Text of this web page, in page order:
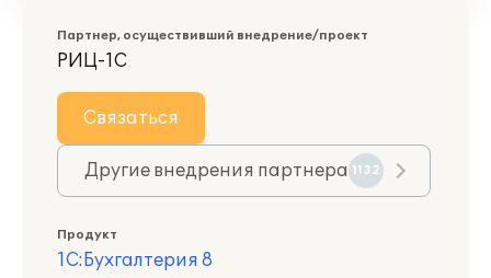
Партнер, осуществивший внедрение/проект
РИЦ-1С
Связаться
Другие внедрения партнера 1132
Продукт
1С:Бухгалтерия 8